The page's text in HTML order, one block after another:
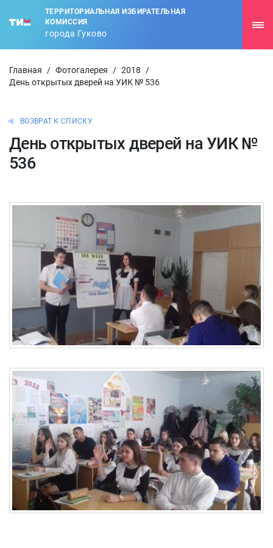
ТЕРРИТОРИАЛЬНАЯ ИЗБИРАТЕЛЬНАЯ
КОМИССИЯ
города Гуково
Главная / Фотогалерея / 2018
/
День открытых дверей на УИК № 536
ВОЗВРАТ К СПИСКУ
День открытых дверей на УИК №
536